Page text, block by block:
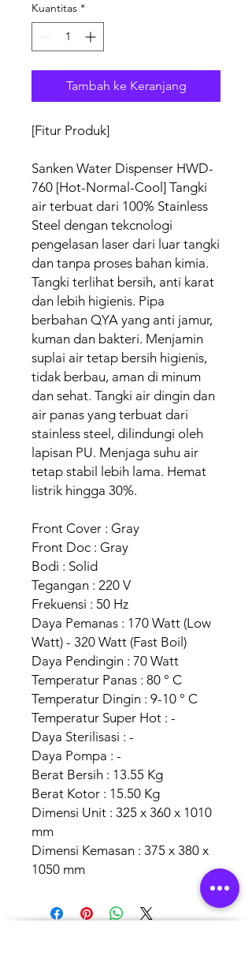
Kuantitas *
Tambah ke Keranjang
[Fitur Produk]
Sanken Water Dispenser HWD-
760 [Hot-Normal-Cool] Tangki
air terbuat dari 100% Stainless
Steel dengan tekcnologi
pengelasan laser dari luar tangki
dan tanpa proses bahan kimia.
Tangki terlihat bersih, anti karat
dan lebih higienis. Pipa
berbahan QYA yang anti jamur,
kuman dan bakteri. Menjamin
suplai air tetap bersih higienis,
tidak berbau, aman di minum
dan sehat. Tangki air dingin dan
air panas yang terbuat dari
stainless steel, dilindungi oleh
lapisan PU. Menjaga suhu air
tetap stabil lebih lama. Hemat
listrik hingga 30%.
Front Cover : Gray
Front Doc : Gray
Bodi : Solid
Tegangan : 220 V
Frekuensi : 50 Hz
Daya Pemanas : 170 Watt (Low
Watt) - 320 Watt (Fast Boil)
Daya Pendingin : 70 Watt
Temperatur Panas : 80 ° C
Temperatur Dingin : 9-10 ° C
Temperatur Super Hot : -
Daya Sterilisasi : -
Daya Pompa : -
Berat Bersih : 13.55 Kg
Berat Kotor : 15.50 Kg
Dimensi Unit : 325 x 360 x 1010
mm
Dimensi Kemasan : 375 x 380 x
1050 mm